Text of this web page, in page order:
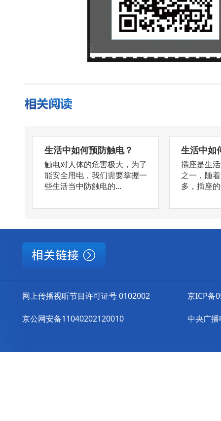
生活中如何预防触电？
触电对人体的危害极大，为了
能安全用电，我们需要掌握一
些生活当中防触电的...
生活中如
插座是生
之一，随
多，插座
网上传播视听节目许可证号 0102002
京公网安备11040202120010
京ICP备
中央广